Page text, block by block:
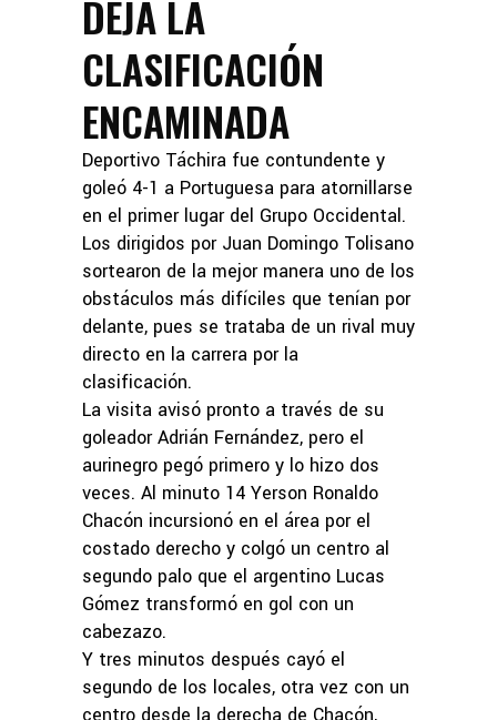
DEJA LA
CLASIFICACIÓN
ENCAMINADA
Deportivo Táchira fue contundente y
goleó 4-1 a Portuguesa para atornillarse
en el primer lugar del Grupo Occidental.
Los dirigidos por Juan Domingo Tolisano
sortearon de la mejor manera uno de los
obstáculos más difíciles que tenían por
delante, pues se trataba de un rival muy
directo en la carrera por la
clasificación.
La visita avisó pronto a través de su
goleador Adrián Fernández, pero el
aurinegro pegó primero y lo hizo dos
veces. Al minuto 14 Yerson Ronaldo
Chacón incursionó en el área por el
costado derecho y colgó un centro al
segundo palo que el argentino Lucas
Gómez transformó en gol con un
cabezazo.
Y tres minutos después cayó el
segundo de los locales, otra vez con un
centro desde la derecha de Chacón,